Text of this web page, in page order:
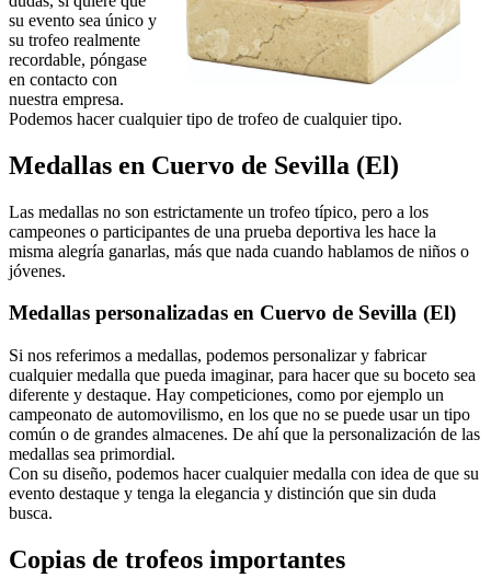
su evento sea único y
su trofeo realmente
recordable, póngase
en contacto con
nuestra empresa.
Podemos hacer cualquier tipo de trofeo de cualquier tipo.
Medallas en Cuervo de Sevilla (El)
Las medallas no son estrictamente un trofeo típico, pero a los
campeones o participantes de una prueba deportiva les hace la
misma alegría ganarlas, más que nada cuando hablamos de niños o
jóvenes.
Medallas personalizadas en Cuervo de Sevilla (El)
Si nos referimos a medallas, podemos personalizar y fabricar
cualquier medalla que pueda imaginar, para hacer que su boceto sea
diferente y destaque. Hay competiciones, como por ejemplo un
campeonato de automovilismo, en los que no se puede usar un tipo
común o de grandes almacenes. De ahí que la personalización de las
medallas sea primordial.
Con su diseño, podemos hacer cualquier medalla con idea de que su
evento destaque y tenga la elegancia y distinción que sin duda
busca.
Copias de trofeos importantes